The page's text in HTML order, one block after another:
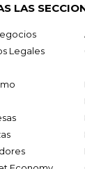
LAS
Legales